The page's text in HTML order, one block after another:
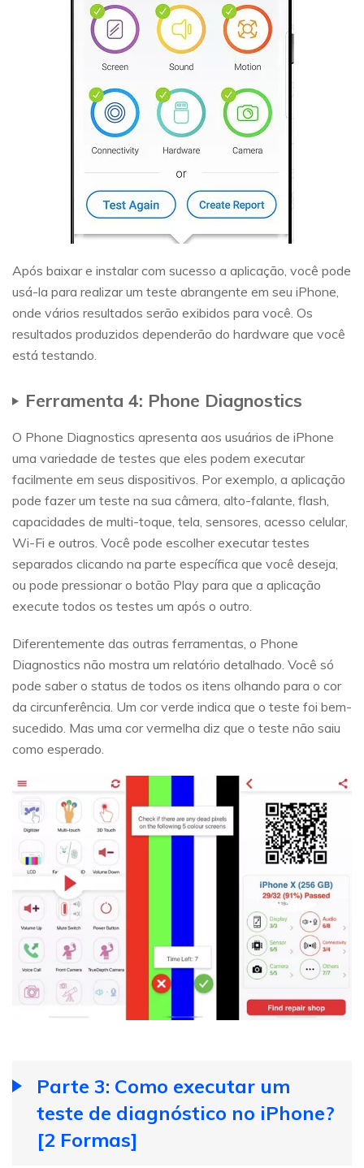
Após baixar e instalar com sucesso a aplicação, você pode
usá-la para realizar um teste abrangente em seu iPhone,
onde vários resultados serão exibidos para você. Os
resultados produzidos dependerão do hardware que você
está testando.
Ferramenta 4: Phone Diagnostics
O Phone Diagnostics apresenta aos usuários de iPhone
uma variedade de testes que eles podem executar
facilmente em seus dispositivos. Por exemplo, a aplicação
pode fazer um teste na sua câmera, alto-falante, flash,
capacidades de multi-toque, tela, sensores, acesso celular,
Wi-Fi e outros. Você pode escolher executar testes
separados clicando na parte específica que você deseja,
ou pode pressionar o botão Play para que a aplicação
execute todos os testes um após o outro.
Diferentemente das outras ferramentas, o Phone
Diagnostics não mostra um relatório detalhado. Você só
pode saber o status de todos os itens olhando para o cor
da circunferência. Um cor verde indica que o teste foi bem-
sucedido. Mas uma cor vermelha diz que o teste não saiu
como esperado.
Parte 3: Como executar um
teste de diagnóstico no iPhone?
[2 Formas]